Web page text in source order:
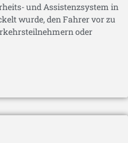
und Assistenzsystem in
wurde, den Fahrer vor zu
oder